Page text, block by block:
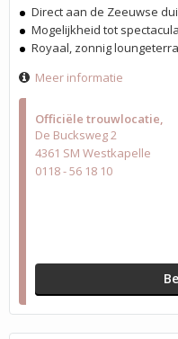
Officiële trouwlocatie
De Bucksweg 2
4361 SM Westkapelle
0118 - 56 18 10
Direct aan de Zeeuwse
Mogelijkheid tot
Royaal, zonnig
Meer informatie